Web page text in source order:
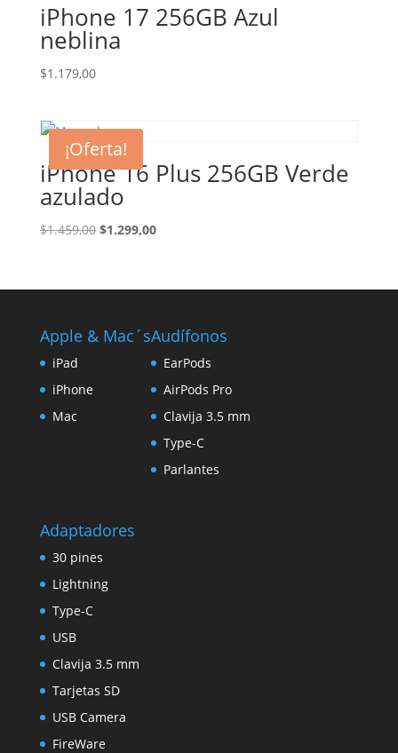
iPhone 17 256GB Azul
neblina
$1.179,00
¡Oferta!
iPhone 16 Plus 256GB Verde
azulado
$1.459,00 El
era:
$1.299,00El
es:
Apple & Mac´s
iPad
iPhone
Mac
Audífonos
EarPods
AirPods Pro
Clavija 3.5 mm
Type-C
Parlantes
Adaptadores
30 pines
Lightning
Type-C
USB
Clavija 3.5 mm
Tarjetas SD
USB Camera
FireWare